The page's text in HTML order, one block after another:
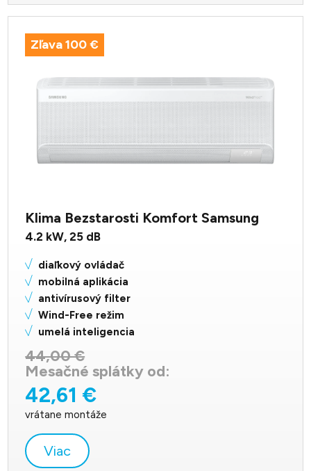
Zľava 100 €
Klima Bezstarosti Komfort Samsung
4.2 kW,25 dB
diaľkový ovládač
mobilná aplikácia
antivírusový filter
Wind-Free režim
umelá inteligencia
44,00 €
Mesačné splátky od:
42,61 €
vrátane montáže
Viac